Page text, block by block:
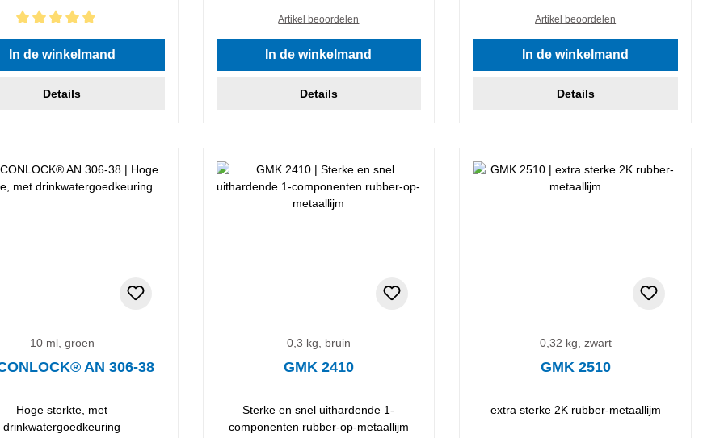
waardering van 5 van 5 sterren
In de winkelmand
Details
Artikel beoordelen
In de winkelmand
Details
Artikel beoordelen
In de winkelmand
Details
10 ml, groen
AN 306-38
Hoge sterkte, met
drinkwatergoedkeuring
0,3 kg, bruin
GMK 2410
Sterke en snel uithardende 1-
componenten rubber-op-metaallijm
0,32 kg, zwart
GMK 2510
extra sterke 2K rubber-metaallijm